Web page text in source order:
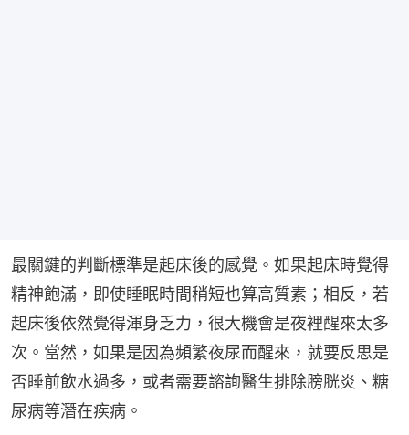
最關鍵的判斷標準是起床後的感覺。如果起床時覺得
精神飽滿，即使睡眠時間稍短也算高質素；相反，若
起床後依然覺得渾身乏力，很大機會是夜裡醒來太多
次。當然，如果是因為頻繁夜尿而醒來，就要反思是
否睡前飲水過多，或者需要諮詢醫生排除膀胱炎、糖
尿病等潛在疾病。